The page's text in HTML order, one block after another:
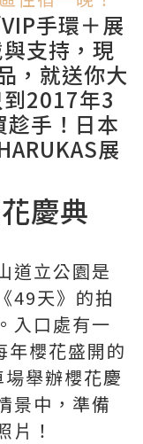
手環＋展
支持，現
，就送你大
2017年3
手！日本
展
慶典
道立公園是
49天》的拍
入口處有一
年櫻花盛開的
舉辦櫻花慶
景中，準備
片！